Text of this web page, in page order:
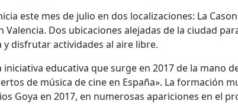
este mes de julio en dos localizaciones: La
Valencia. Dos ubicaciones alejadas de la ciudad
disfrutar actividades al aire libre.
iniciativa educativa que surge en 2017 de la mano
de música de cine en España». La formación
Goya en 2017, en numerosas apariciones en el